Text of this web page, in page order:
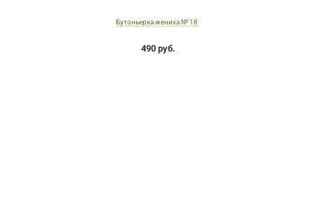
Бутоньерка жениха № 18
490 руб.